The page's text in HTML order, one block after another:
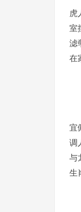
虎
室
滤
在
宜
调
与
生